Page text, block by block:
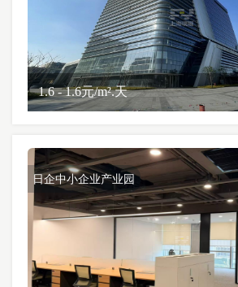
1.6 - 1.6元/m².天
日企中小企业产业园